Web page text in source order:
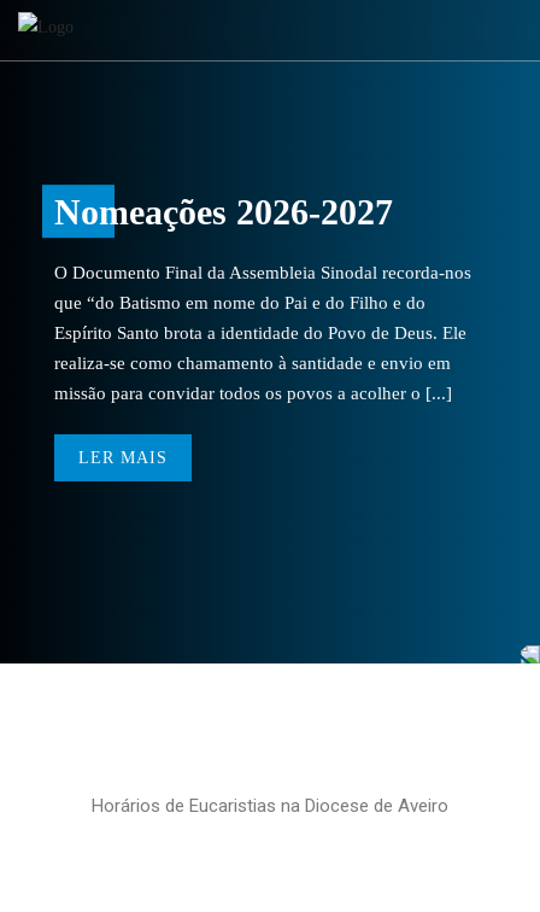
Nomeações 2026-2027
O Documento Final da Assembleia Sinodal recorda-nos
que “do Batismo em nome do Pai e do Filho e do
Espírito Santo brota a identidade do Povo de Deus. Ele
realiza-se como chamamento à santidade e envio em
missão para convidar todos os povos a acolher o [...]
LER MAIS
Horários de Eucaristias na Diocese de Aveiro